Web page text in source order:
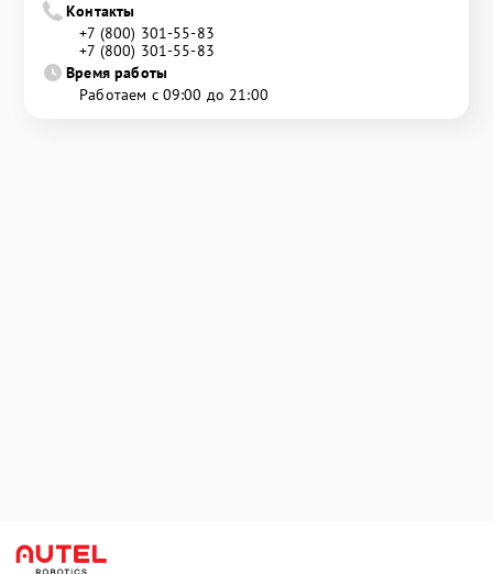
Контакты
+7 (800) 301-55-83
+7 (800) 301-55-83
Время работы
Работаем с 09:00 до 21:00